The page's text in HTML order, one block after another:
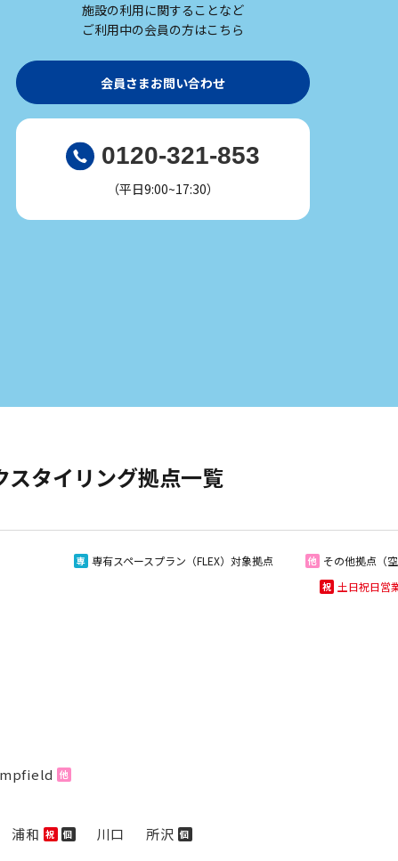
施設の利用に関することなど
ご利用中の会員の方はこちら
会員さまお問い合わせ
0120-321-853
（平日9:00~17:30）
スタイリング拠点一覧
専 専有スペースプラン（FLEX）対象拠点 他 その他拠点（
祝 土日祝日営
他
浦和 祝 個 川口 所沢 個